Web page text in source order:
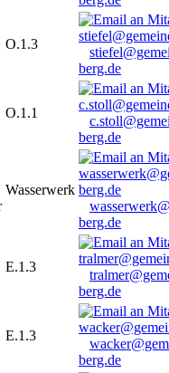
O.1.3
berg.de
O.1.1
berg.de
Wasserwerk
berg.de
E.1.3
berg.de
E.1.3
berg.de